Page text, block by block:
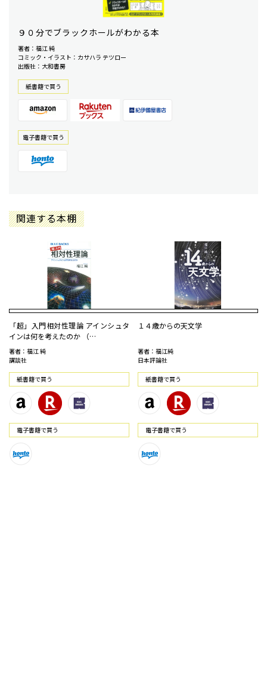
９０分でブラックホールがわかる本
著者：福江 純
コミック・イラスト：カサハラ テツロー
出版社：大和書房
紙書籍で買う
電⼦書籍で買う
関連する本棚
「超」入門相対性理論 アインシュタ
インは何を考えたのか （…
著者：福江 純
講談社
紙書籍で買う
電⼦書籍で買う
１４歳からの天文学
著者：福江純
日本評論社
紙書籍で買う
電⼦書籍で買う